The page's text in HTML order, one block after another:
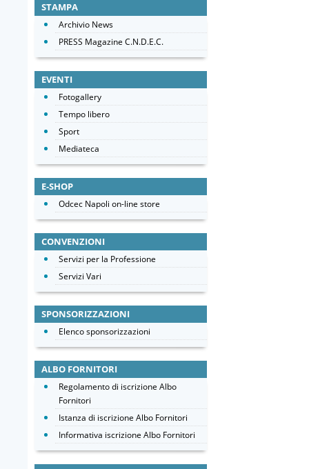
STAMPA
Archivio News
PRESS Magazine C.N.D.E.C.
EVENTI
Fotogallery
Tempo libero
Sport
Mediateca
E-SHOP
Odcec Napoli on-line store
CONVENZIONI
Servizi per la Professione
Servizi Vari
SPONSORIZZAZIONI
Elenco sponsorizzazioni
ALBO FORNITORI
Regolamento di iscrizione Albo
Fornitori
Istanza di iscrizione Albo Fornitori
Informativa iscrizione Albo Fornitori